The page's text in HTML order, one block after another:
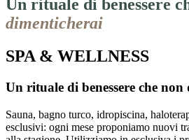
Un rituale di benessere
dimenticherai
SPA & WELLNESS
Un rituale di benessere che
Sauna, bagno turco, idropiscina,
esclusivi: ogni mese proponiamo nuovi